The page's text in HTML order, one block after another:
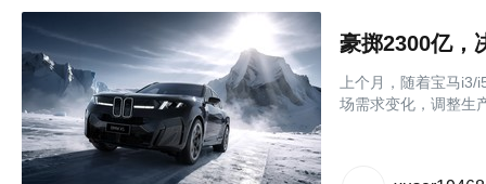
豪掷2300亿，
上个月，随着宝马
场需求变化，调整生